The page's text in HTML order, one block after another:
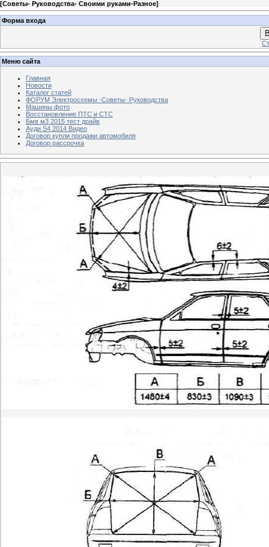
[Советы- Руководства- Своими руками-Разное]
Форма входа
Меню сайта
Главная
Новости
Каталог статей
ФОРУМ Электросхемы -Советы- Руководства
Машины фото
Восстановление ПТС и СТС
Бмв м3 2015 тест драйв
Ауди S4 2014 Видео
Договор купли продажи автомобиля
Договор рассрочка